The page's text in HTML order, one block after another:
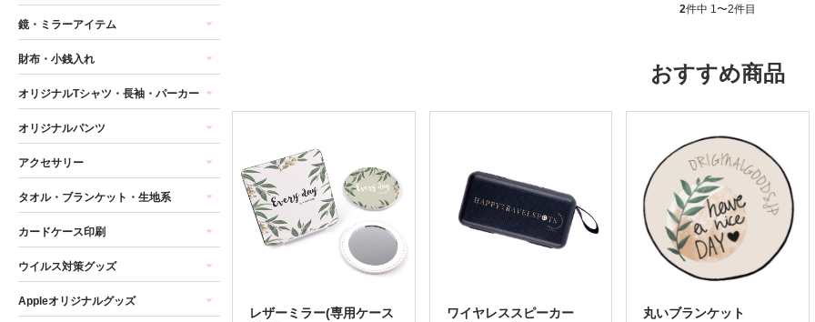
2件中 1〜2件目
おすすめ商品
レザーミラー(専用ケース
ワイヤレススピーカー
丸いブランケット
鏡・ミラーアイテム
財布・小銭入れ
オリジナルTシャツ・長袖・パーカー
オリジナルパンツ
アクセサリー
タオル・ブランケット・生地系
カードケース印刷
ウイルス対策グッズ
Appleオリジナルグッズ